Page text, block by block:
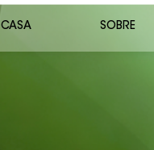
CASA SOBRE